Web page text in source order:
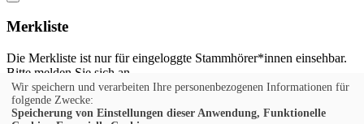
Merkliste
Die Merkliste ist nur für eingeloggte Stammhörer*innen einsehbar.
Bitte melden Sie sich an.
Anmelden
Wir speichern und verarbeiten Ihre personenbezogenen Informationen für
folgende Zwecke:
Speicherung von Einstellungen dieser Anwendung, Funktionelle